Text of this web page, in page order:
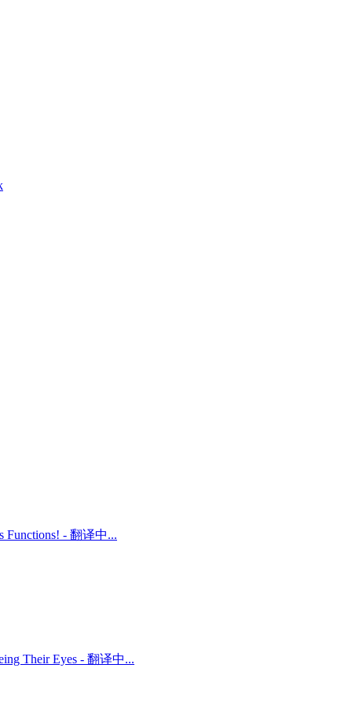
Functions! - 翻译中...
Their Eyes - 翻译中...